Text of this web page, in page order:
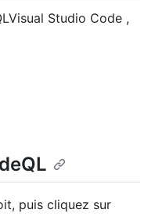
Studio Code ,
puis cliquez sur